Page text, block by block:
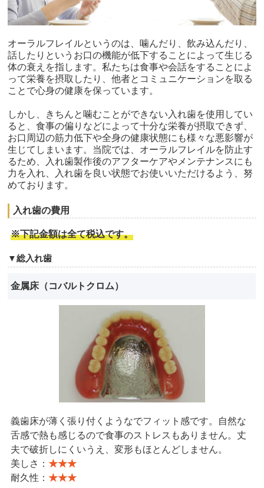
オーラルフレイルというのは、噛んだり、飲み込んだり、
話したりというお口の機能が低下することによって生じる
体の衰えを指します。私たちは食事や会話をすることによ
って栄養を摂取したり、他者とコミュニケーションを取る
ことで心身の健康を保っています。
しかし、きちんと噛むことができない入れ歯を使用してい
ると、食事の偏りなどによって十分な栄養が摂取できず、
お口周辺の筋力低下や全身の健康状態にも様々な悪影響が
生じてしまいます。当院では、オーラルフレイルを防止す
るため、入れ歯製作後のアフターケアやメンテナンスにも
力を入れ、入れ歯を良い状態でお使いいただけるよう、努
めております。
入れ歯の費用
※下記金額は全て税込です。
▼総入れ歯
金属床（コバルトクロム）
義歯床が薄く張り付くようなでフィット感です。自然な
舌感で熱も感じるので食事のストレスもありません。丈
夫で破折しにくいうえ、変形もほとんどしません。
美しさ： ★★★
耐久性： ★★★